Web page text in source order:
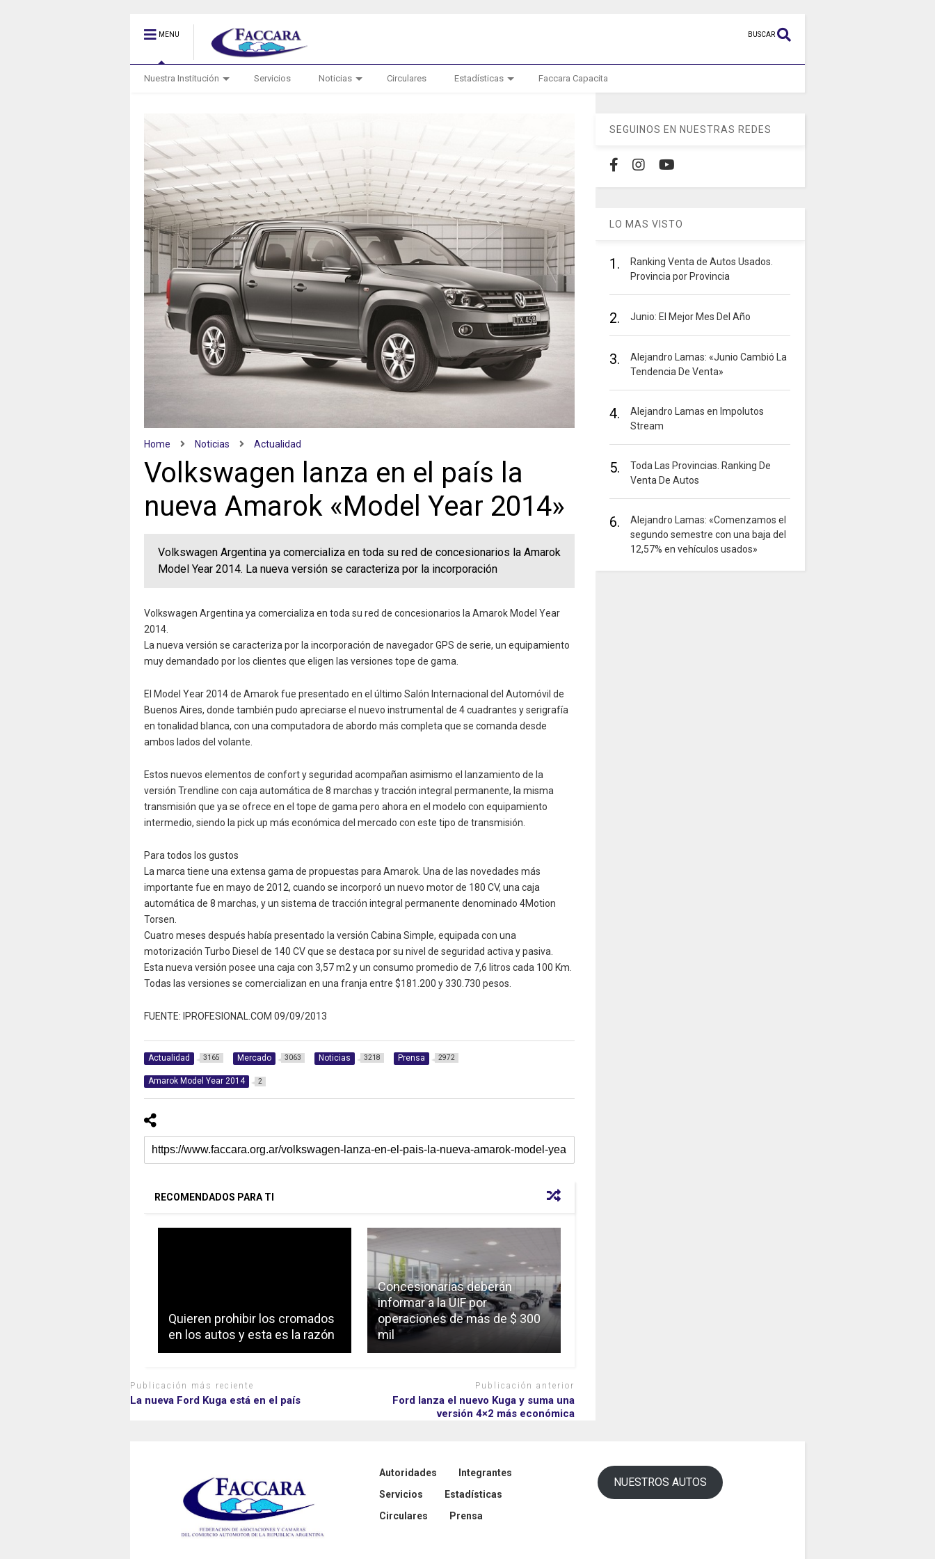
MENU BUSCAR
Nuestra Institución Servicios Noticias Circulares Estadísticas Faccara Capacita
Home Noticias Actualidad
Volkswagen lanza en el país la
nueva Amarok «Model Year 2014»
Volkswagen Argentina ya comercializa en toda su red de concesionarios la Amarok
Model Year 2014. La nueva versión se caracteriza por la incorporación
Volkswagen Argentina ya comercializa en toda su red de concesionarios la Amarok Model Year
2014.
La nueva versión se caracteriza por la incorporación de navegador GPS de serie, un equipamiento
muy demandado por los clientes que eligen las versiones tope de gama.
El Model Year 2014 de Amarok fue presentado en el último Salón Internacional del Automóvil de
Buenos Aires, donde también pudo apreciarse el nuevo instrumental de 4 cuadrantes y serigrafía
en tonalidad blanca, con una computadora de abordo más completa que se comanda desde
ambos lados del volante.
Estos nuevos elementos de confort y seguridad acompañan asimismo el lanzamiento de la
versión Trendline con caja automática de 8 marchas y tracción integral permanente, la misma
transmisión que ya se ofrece en el tope de gama pero ahora en el modelo con equipamiento
intermedio, siendo la pick up más económica del mercado con este tipo de transmisión.
Para todos los gustos
La marca tiene una extensa gama de propuestas para Amarok. Una de las novedades más
importante fue en mayo de 2012, cuando se incorporó un nuevo motor de 180 CV, una caja
automática de 8 marchas, y un sistema de tracción integral permanente denominado 4Motion
Torsen.
Cuatro meses después había presentado la versión Cabina Simple, equipada con una
motorización Turbo Diesel de 140 CV que se destaca por su nivel de seguridad activa y pasiva.
Esta nueva versión posee una caja con 3,57 m2 y un consumo promedio de 7,6 litros cada 100 Km.
Todas las versiones se comercializan en una franja entre $181.200 y 330.730 pesos.
FUENTE: IPROFESIONAL.COM 09/09/2013
Actualidad 3165 Mercado 3063 Noticias 3218 Prensa 2972
Amarok Model Year 2014 2
RECOMENDADOS PARA TI
Quieren prohibir los cromados
en los autos y esta es la razón
Concesionarias deberán
informar a la UIF por
operaciones de más de $ 300
mil
Publicación más reciente
La nueva Ford Kuga está en el país
Publicación anterior
Ford lanza el nuevo Kuga y suma una
versión 4×2 más económica
SEGUINOS EN NUESTRAS REDES
LO MAS VISTO
1.
Ranking Venta de Autos Usados.
Provincia por Provincia
2. Junio: El Mejor Mes Del Año
3.
Alejandro Lamas: «Junio Cambió La
Tendencia De Venta»
4.
Alejandro Lamas en Impolutos
Stream
5.
Toda Las Provincias. Ranking De
Venta De Autos
6.
Alejandro Lamas: «Comenzamos el
segundo semestre con una baja del
12,57% en vehículos usados»
Autoridades
Integrantes
Servicios
Estadísticas
Circulares
Prensa
NUESTROS AUTOS